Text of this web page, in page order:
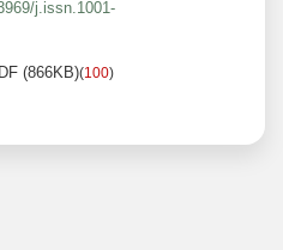
j.issn.1001-
(866KB)(100)